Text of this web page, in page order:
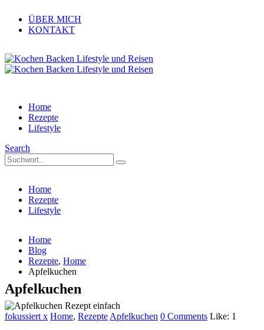
ÜBER MICH
KONTAKT
Home
Rezepte
Lifestyle
Search
Home
Rezepte
Lifestyle
Home
Blog
Rezepte, Home
Apfelkuchen
Apfelkuchen
fokussiert x Home, Rezepte Apfelkuchen 0 Comments Like: 1